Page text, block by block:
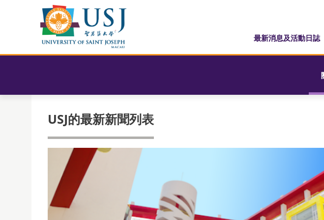
最新消息及活動日誌
USJ的最新新聞列表